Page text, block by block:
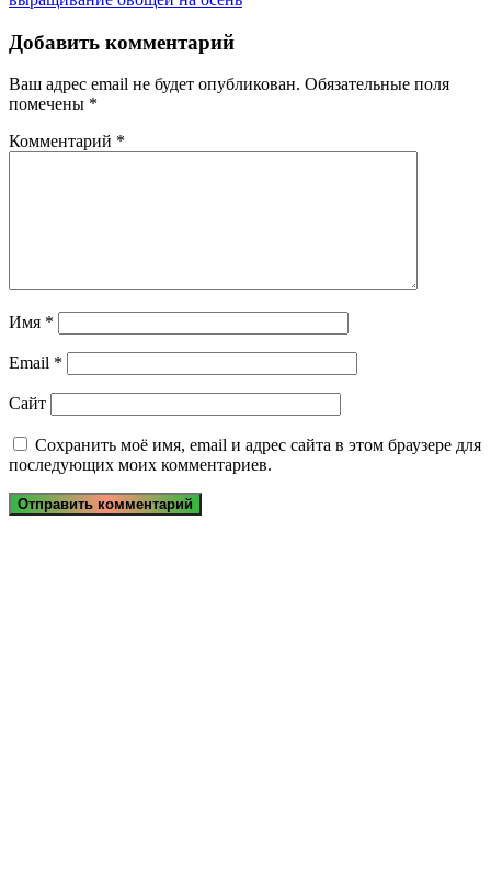
по
записям
Добавить комментарий
Ваш адрес email не будет опубликован. Обязательные поля
помечены *
Комментарий *
Имя *
Email *
Сайт
Сохранить моё имя, email и адрес сайта в этом браузере для
последующих моих комментариев.